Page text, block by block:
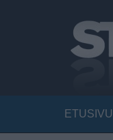
ETUSIVU